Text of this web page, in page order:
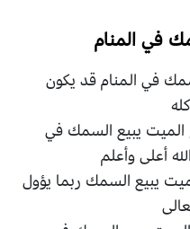
في المنام
في المنام قد يكون
الميت يبيع السمك في
أعلى وأعلم
يبيع السمك ربما يؤول